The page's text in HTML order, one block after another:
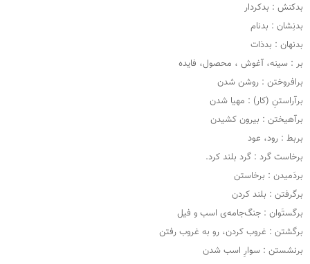
بدکنش : بدکردار
بدنِشان : بدنام
بدنهان : بدذات
بر : سینه، آغوش ، محصول، فایده
برافروختن : روشن شدن
برآراستنِ (کار) : مهیا شدن
برآهیختن : بیرون کشیدن
بربط : رود، عود
برخاست گرد : گرد بلند کرد.
بردَمیدن : برخاستن
برگرفتن : بلند کردن
برگستَوان : جنگ‌جامه‌ی اسب و فیل
برگشتن : غروب کردن، رو به غروب رفتن
برنشستن : سوارِ اسب شدن